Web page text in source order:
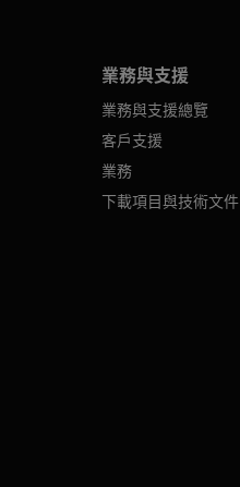
業務與支援
業務與支援總覽
客戶支援
業務
下載項目與技術文件